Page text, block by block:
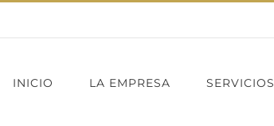
INICIO LA EMPRESA SERVICIOS